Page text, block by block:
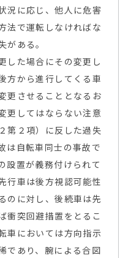
況に応じ、他人に危害
法で運転しなければな
がある。
した場合にその変更し
方から進行してくる車
更させることとなるお
更してはならない注意
第２項）に反した過失
は自転車同士の事故で
設置が義務付けられて
行車は後方視認可能性
のに対し、後続車は先
衝突回避措置をとるこ
車においては方向指示
であり、腕による合図